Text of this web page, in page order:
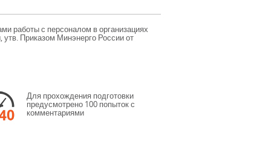
работы с персоналом в организациях
утв. Приказом Минэнерго России от
Для прохождения подготовки
предусмотрено 100 попыток с
комментариями